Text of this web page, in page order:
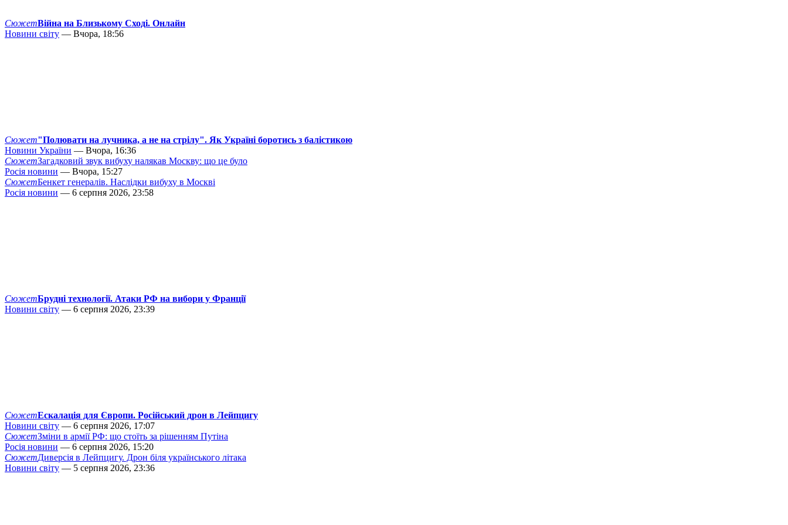
СюжетВійна на Близькому Сході. Онлайн
Новини світу — Вчора, 18:56
Сюжет"Полювати на лучника, а не на стрілу". Як Україні боротись з балістикою
Новини України — Вчора, 16:36
СюжетЗагадковий звук вибуху налякав Москву: що це було
Росія новини — Вчора, 15:27
СюжетБенкет генералів. Наслідки вибуху в Москві
Росія новини — 6 серпня 2026, 23:58
СюжетБрудні технології. Атаки РФ на вибори у Франції
Новини світу — 6 серпня 2026, 23:39
СюжетЕскалація для Європи. Російський дрон в Лейпцигу
Новини світу — 6 серпня 2026, 17:07
СюжетЗміни в армії РФ: що стоїть за рішенням Путіна
Росія новини — 6 серпня 2026, 15:20
СюжетДиверсія в Лейпцигу. Дрон біля українського літака
Новини світу — 5 серпня 2026, 23:36